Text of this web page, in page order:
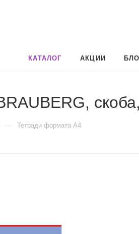
КАТАЛОГ АКЦИИ
— Тетради формата А4